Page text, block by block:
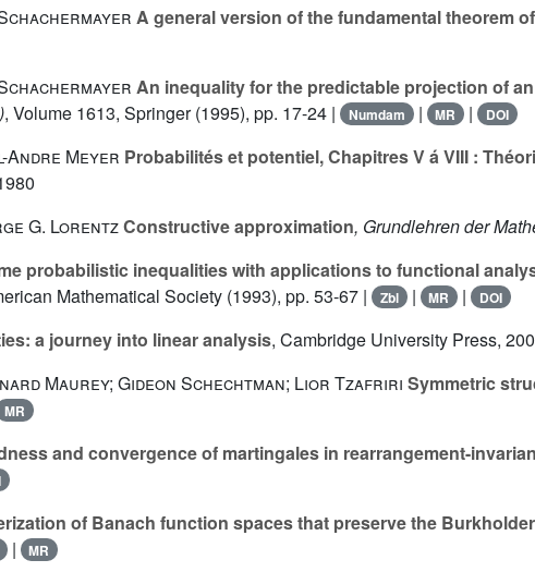
A general version of the fundamental theorem
An inequality for the predictable projection of
, Volume 1613, Springer (1995), pp. 17-24 | Numdam | MR | DOI
Andre Meyer Probabilités et potentiel, Chapitres V á VIII :
G. LorentzConstructive approximation, Grundlehren der
probabilistic inequalities with applications to functional
Mathematical Society (1993), pp. 53-67 | Zbl | MR | DOI
a journey into linear analysis, Cambridge University Press,
Maurey; Gideon Schechtman; Lior Tzafriri Symmetric
MR
and convergence of martingales in rearrangement-
of Banach function spaces that preserve the
| MR